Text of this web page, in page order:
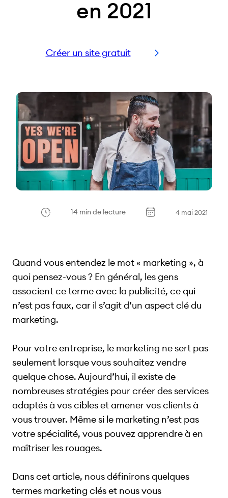
en 2021
Créer un site gratuit
14 min de lecture 4 mai 2021
Quand vous entendez le mot « marketing », à
quoi pensez-vous ? En général, les gens
associent ce terme avec la publicité, ce qui
n’est pas faux, car il s’agit d’un aspect clé du
marketing.
Pour votre entreprise, le marketing ne sert pas
seulement lorsque vous souhaitez vendre
quelque chose. Aujourd’hui, il existe de
nombreuses stratégies pour créer des services
adaptés à vos cibles et amener vos clients à
vous trouver. Même si le marketing n’est pas
votre spécialité, vous pouvez apprendre à en
maîtriser les rouages.
Dans cet article, nous définirons quelques
termes marketing clés et nous vous